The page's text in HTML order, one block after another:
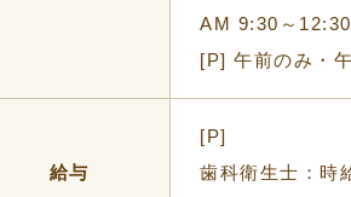
AM 9:30～
[P] 午前のみ・
給与
[P]
歯科衛生士：時